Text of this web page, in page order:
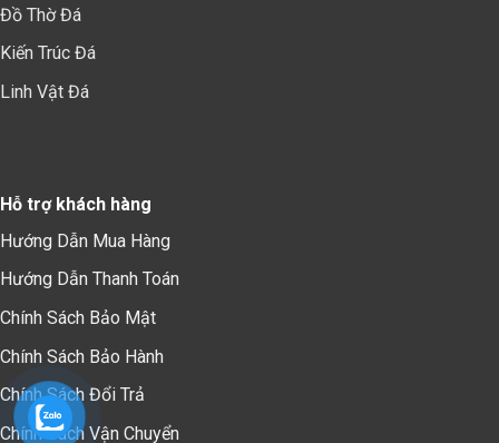
Đồ Thờ Đá
Kiến Trúc Đá
Linh Vật Đá
Hỗ trợ khách hàng
Hướng Dẫn Mua Hàng
Hướng Dẫn Thanh Toán
Chính Sách Bảo Mật
Chính Sách Bảo Hành
Chính Sách Đổi Trả
Chính Sách Vận Chuyển